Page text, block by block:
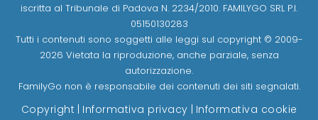
iscritta al Tribunale di Padova N. 2234/2010. FAMILYGO SRL P.I.
05150130283
Tutti i contenuti sono soggetti alle leggi sul copyright © 2009-
2026 Vietata la riproduzione, anche parziale, senza
autorizzazione.
FamilyGo non è responsabile dei contenuti dei siti segnalati.
Copyright | Informativa privacy | Informativa cookie